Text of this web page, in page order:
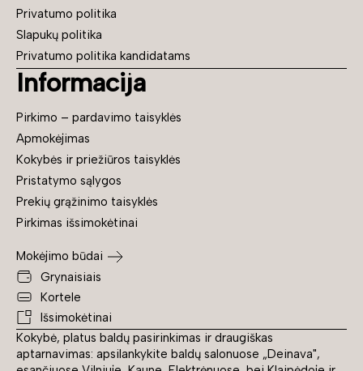
Kokybė, platus baldų pasirinkimas ir draugiškas
aptarnavimas: apsilankykite baldų salonuose „Deinava",
Privatumo politika
Slapukų politika
Privatumo politika kandidatams
Informacija
Pirkimo – pardavimo taisyklės
Apmokėjimas
Kokybės ir priežiūros taisyklės
Pristatymo sąlygos
Prekių grąžinimo taisyklės
Pirkimas išsimokėtinai
Mokėjimo būdai
Grynaisiais
Kortele
Išsimokėtinai